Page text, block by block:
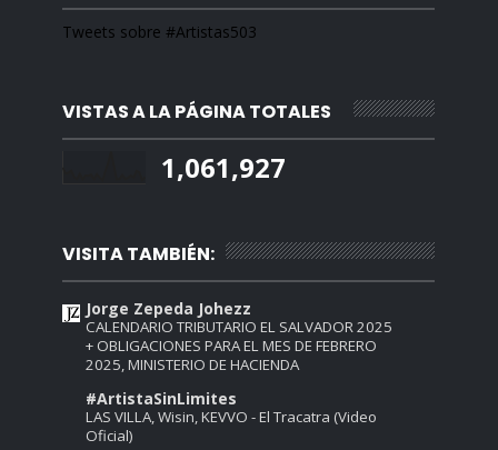
Tweets sobre #Artistas503
VISTAS A LA PÁGINA TOTALES
1,061,927
VISITA TAMBIÉN:
Jorge Zepeda Johezz
CALENDARIO TRIBUTARIO EL SALVADOR 2025
+ OBLIGACIONES PARA EL MES DE FEBRERO
2025, MINISTERIO DE HACIENDA
#ArtistaSinLimites
LAS VILLA, Wisin, KEVVO - El Tracatra (Video
Oficial)